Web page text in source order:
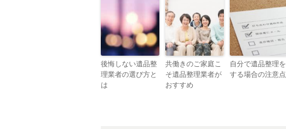
後悔しない遺品整
理業者の選び方と
は
共働きのご家庭こ
そ遺品整理業者が
おすすめ
自分で遺品整理を
する場合の注意点